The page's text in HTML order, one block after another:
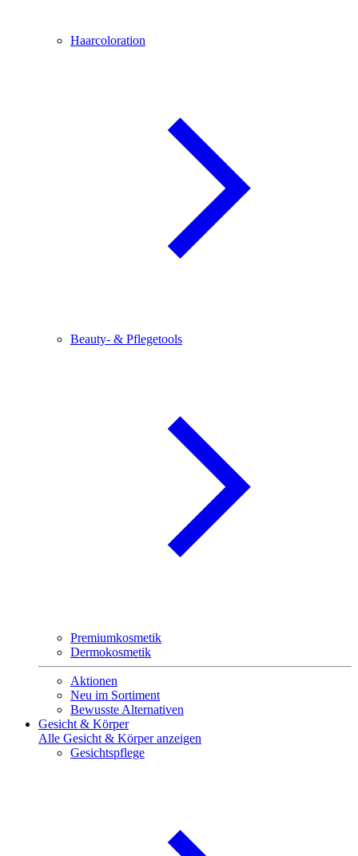
Haarcoloration
Beauty- & Pflegetools
Premiumkosmetik
Dermokosmetik
Aktionen
Neu im Sortiment
Bewusste Alternativen
Gesicht & Körper
Alle Gesicht & Körper anzeigen
Gesichtspflege